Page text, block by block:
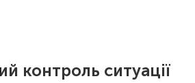
контроль ситуації